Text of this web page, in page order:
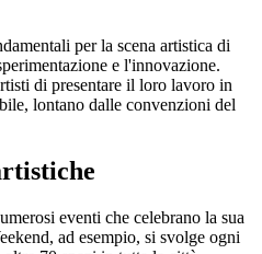
per la scena artistica di
e l'innovazione.
di presentare il loro lavoro in
lontano dalle convenzioni del
eventi che celebrano la sua
ad esempio, si svolge ogni